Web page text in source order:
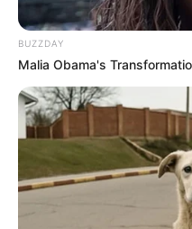
BUZZDAY
Malia Obama's